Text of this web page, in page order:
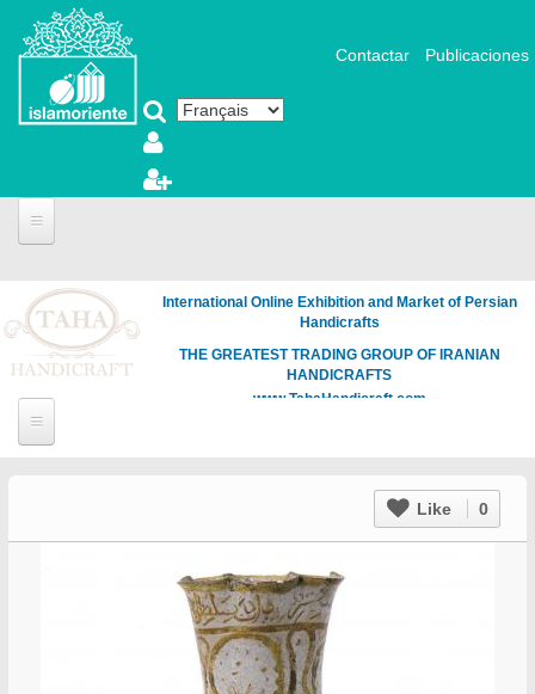
Aller au contenu principal
Contactar Publicaciones
International Online Exhibition and Market of Persian
Handicrafts
THE GREATEST TRADING GROUP OF IRANIAN
HANDICRAFTS
www.TahaHandicraft.com
Like 0